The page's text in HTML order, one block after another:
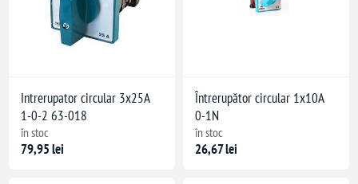
Intrerupator circular 3x25A
1-0-2 63-018
în stoc
79,95 lei
Întrerupător circular 1x10A
0-1N
în stoc
26,67 lei